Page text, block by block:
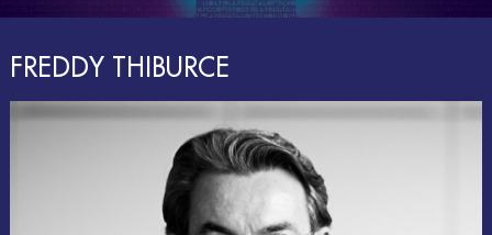
FREDDY THIBURCE